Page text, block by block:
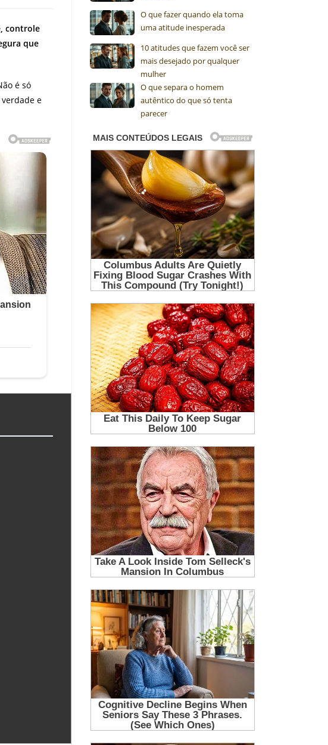
controle
que
é só
e
O que fazer quando ela toma
uma atitude inesperada
10 atitudes que fazem você ser
mais desejado por qualquer
mulher
O que separa o homem
autêntico do que só tenta
parecer